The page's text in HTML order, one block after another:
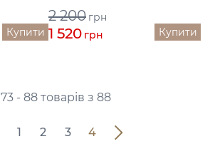
Купити
2 200 грн
1 520 грн Купити
73 - 88 товарів з 88
1 2 3 4